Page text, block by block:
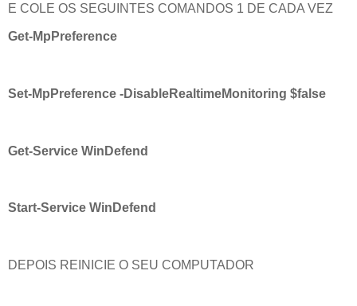
E COLE OS SEGUINTES COMANDOS 1 DE CADA VEZ
Get-MpPreference
Set-MpPreference -DisableRealtimeMonitoring $false
Get-Service WinDefend
Start-Service WinDefend
DEPOIS REINICIE O SEU COMPUTADOR